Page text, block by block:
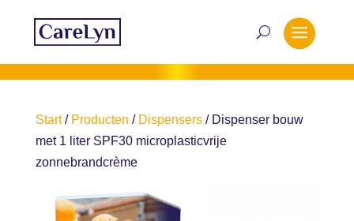
Start/ Producten / Dispensers/ Dispenser bouw
met 1 liter SPF30 microplasticvrije
zonnebrandcrème